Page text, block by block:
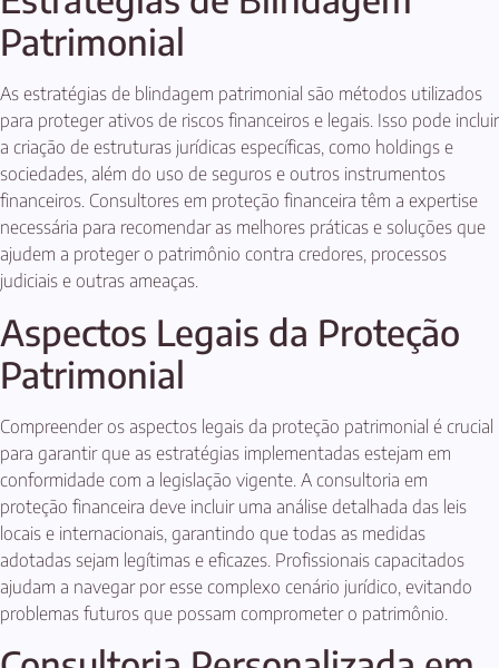
Patrimonial
As estratégias de blindagem patrimonial são métodos utilizados
para proteger ativos de riscos financeiros e legais. Isso pode incluir
a criação de estruturas jurídicas específicas, como holdings e
sociedades, além do uso de seguros e outros instrumentos
financeiros. Consultores em proteção financeira têm a expertise
necessária para recomendar as melhores práticas e soluções que
ajudem a proteger o patrimônio contra credores, processos
judiciais e outras ameaças.
Aspectos Legais da Proteção
Patrimonial
Compreender os aspectos legais da proteção patrimonial é crucial
para garantir que as estratégias implementadas estejam em
conformidade com a legislação vigente. A consultoria em
proteção financeira deve incluir uma análise detalhada das leis
locais e internacionais, garantindo que todas as medidas
adotadas sejam legítimas e eficazes. Profissionais capacitados
ajudam a navegar por esse complexo cenário jurídico, evitando
problemas futuros que possam comprometer o patrimônio.